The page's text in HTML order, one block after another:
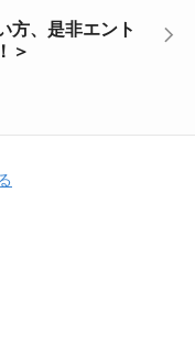
方、是非エント
＞